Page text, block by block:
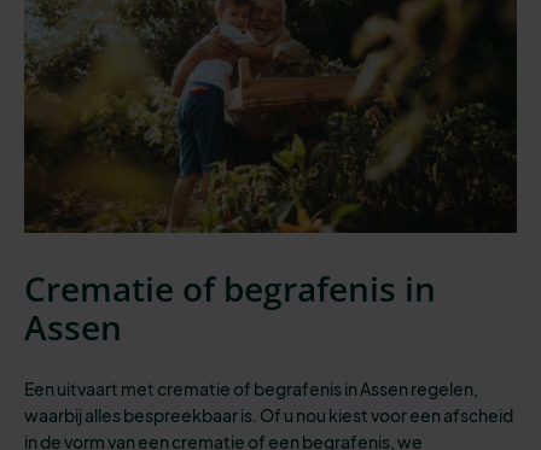
Crematie of begrafenis in
Assen
Een uitvaart met crematie of begrafenis in Assen regelen,
waarbij alles bespreekbaar is. Of u nou kiest voor een afscheid
in de vorm van een crematie of een begrafenis, we